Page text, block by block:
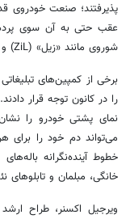
پذیرفتند؛ صنعت خودروی
عقب حتی به آن سوی
شوروی مانند «زیل» (ZiL) و «ولگا» (Volga) دیده شدند.
برخی از کمپین‌های
نمای پشتی خودرو را
می‌تواند دم خود را برای
خطوط آینده‌نگرانه
خانگی، مبلمان و تابلوهای
ویرجیل اکسنر، طراح